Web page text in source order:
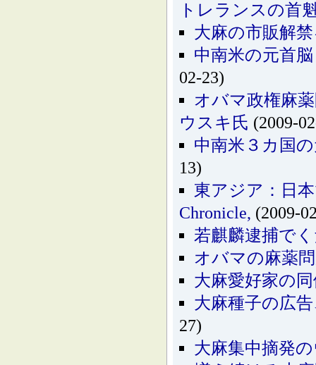
トレランスの首
大麻の市販解
中南米の元首
02-23)
オバマ政権麻
ウスキ氏 (2009-
中南米３カ国
13)
東アジア：日
Chronicle, (2009-
若麒麟逮捕で
オバマの麻薬
大麻愛好家の
大麻種子の広
27)
大麻集中摘発